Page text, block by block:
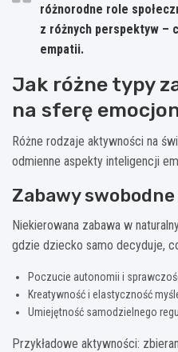
różnorodne role
z różnych perspektyw –
empatii.
Jak różne typy
na sferę
Różne rodzaje aktywności na
odmienne aspekty inteligencji
Zabawy
Niekierowana zabawa w
gdzie dziecko samo decyduje,
Poczucie autonomii i
Kreatywność i elastyczność
Umiejętność samodzielnego
Przykładowe aktywności: